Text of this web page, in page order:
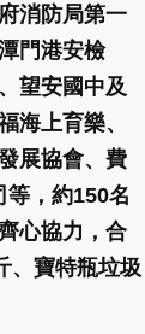
消防局第一
門港安檢
望安國中及
海上育樂、
展協會、費
，約150名
心協力，合
、寶特瓶垃圾
綜合新聞
監理所高齡換